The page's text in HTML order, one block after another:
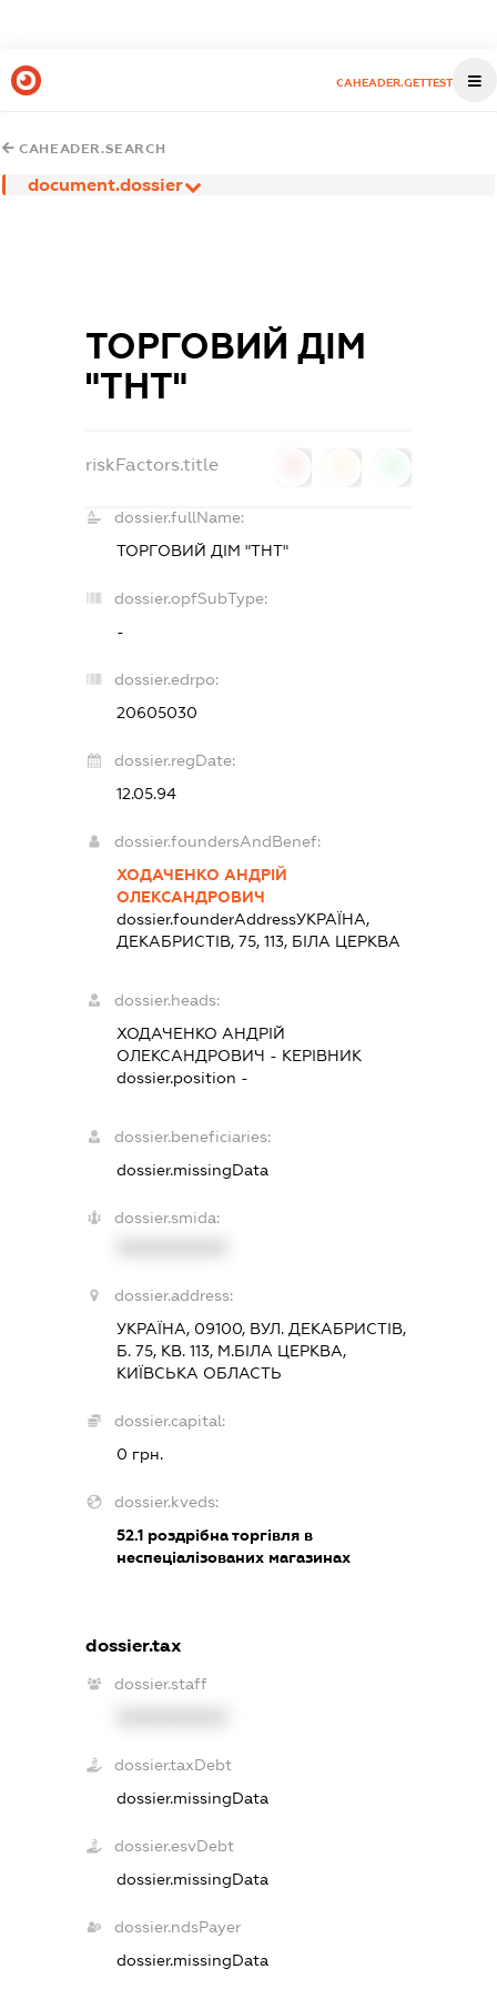
CAHEADER.GETTEST
CAHEADER.SEARCH
document.dossier
ТОРГОВИЙ ДІМ
"ТНТ"
riskFactors.title
dossier.fullName:
ТОРГОВИЙ ДІМ "ТНТ"
dossier.opfSubType:
-
dossier.edrpo:
20605030
dossier.regDate:
12.05.94
dossier.foundersAndBenef:
ХОДАЧЕНКО АНДРІЙ
ОЛЕКСАНДРОВИЧ
dossier.founderAddressУКРАЇНА,
ДЕКАБРИСТІВ, 75, 113, БІЛА ЦЕРКВА
dossier.heads:
ХОДАЧЕНКО АНДРІЙ
ОЛЕКСАНДРОВИЧ - КЕРІВНИК
dossier.position -
dossier.beneficiaries:
dossier.missingData
dossier.smida:
dossier.address:
УКРАЇНА, 09100, ВУЛ. ДЕКАБРИСТІВ,
Б. 75, КВ. 113, М.БІЛА ЦЕРКВА,
КИЇВСЬКА ОБЛАСТЬ
dossier.capital:
0 грн.
dossier.kveds:
52.1роздрібна торгівля в
неспеціалізованих магазинах
dossier.tax
dossier.staff
dossier.taxDebt
dossier.missingData
dossier.esvDebt
dossier.missingData
dossier.ndsPayer
dossier.missingData